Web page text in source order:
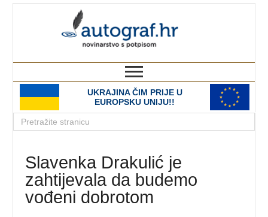
UKRAJINA ČIM PRIJE U
EUROPSKU UNIJU!!
Slavenka Drakulić je
zahtijevala da budemo
vođeni dobrotom